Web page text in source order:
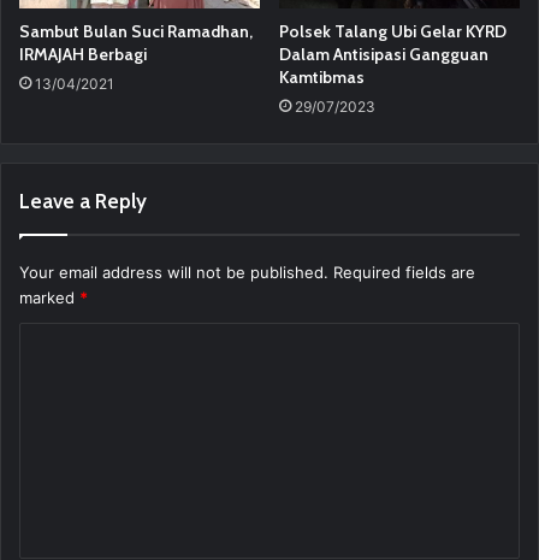
Sambut Bulan Suci Ramadhan,
IRMAJAH Berbagi
13/04/2021
Polsek Talang Ubi Gelar KYRD
Dalam Antisipasi Gangguan
Kamtibmas
29/07/2023
Leave a Reply
Your email address will not be published. Required fields are
marked *